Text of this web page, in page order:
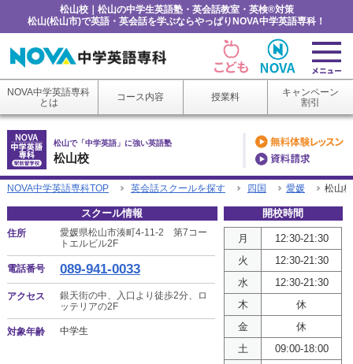
松山校｜松山の中学生英語塾・英会話教室・英検®対策
松山(松山市)で英語・英会話を学ぶならやっぱりNOVA中学英語専科！
NOVA中学英語専科
とは
コース内容 授業料
キャンペーン
割引
松山校
松山で「中学英語」に強い英語塾
NOVA中学英語専科TOP 英会話スクールを探す 四国 愛媛 松山校
スクール情報
住所
愛媛県松山市湊町4-11-2 第7コー
トエルビル2F
電話番号 089-941-0033
アクセス
銀天街の中、入口より徒歩2分、ロ
ッテリアの2F
対象年齢 中学生
開校時間
月
12:30-21:30
火
12:30-21:30
水
12:30-21:30
木
休
金
休
土
09:00-18:00